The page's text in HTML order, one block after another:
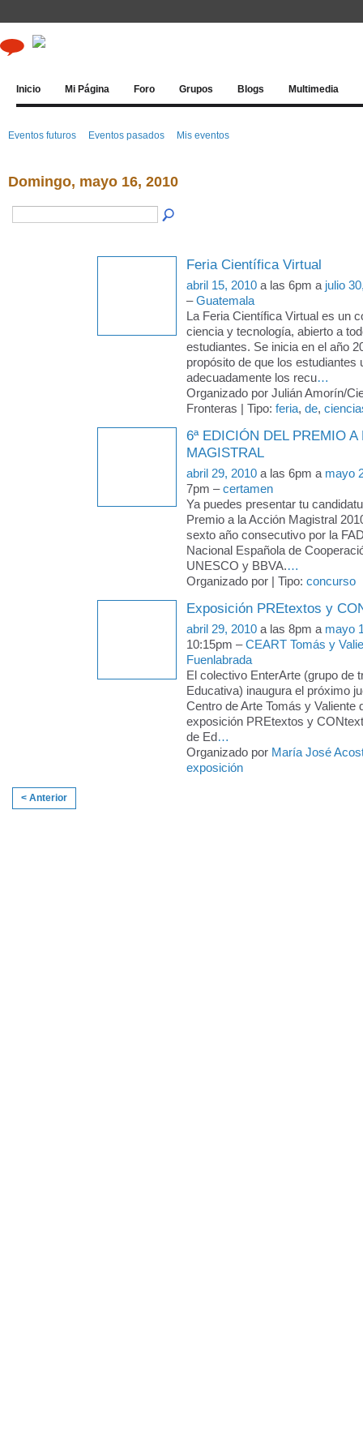
Inicio Mi Página Foro Grupos Blogs Multimedia
Eventos futuros Eventos pasados Mis eventos
Domingo, mayo 16, 2010
Feria Científica Virtual
abril 15, 2010 a las 6pm a julio
–Guatemala
La Feria Científica Virtual es un
ciencia y tecnología, abierto a
estudiantes. Se inicia en el año
propósito de que los estudiantes
adecuadamente los recu…
Organizado por Julián Amorín/
Fronteras | Tipo: feria, de,
6ª EDICIÓN DEL PREMIO A
MAGISTRAL
abril 29, 2010 a las 6pm a mayo
7pm –certamen
Ya puedes presentar tu
Premio a la Acción Magistral
sexto año consecutivo por la
Nacional Española de
UNESCO y BBVA.…
Organizado por | Tipo: concurso
Exposición PREtextos y
abril 29, 2010 a las 8pm a mayo
10:15pm –CEART Tomás y
Fuenlabrada
El colectivo EnterArte (grupo de
Educativa) inaugura el próximo
Centro de Arte Tomás y Valiente
exposición PREtextos y
de Ed…
Organizado por María José
exposición
< Anterior